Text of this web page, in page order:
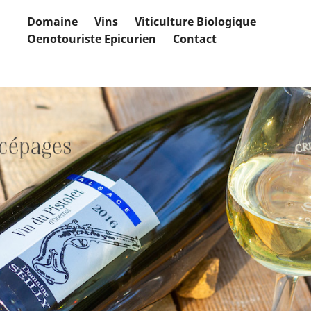
Domaine Vins
Viticulture Biologique
Oenotouriste Epicurien
Contact